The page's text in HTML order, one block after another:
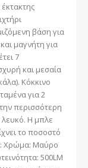
βάση για
μαγνήτη για
7
και μεσαία
Κόκκινο
για 2
περισσότερη
Η μπλε
το ποσοστό
Χρώμα: Μαύρο
500LM